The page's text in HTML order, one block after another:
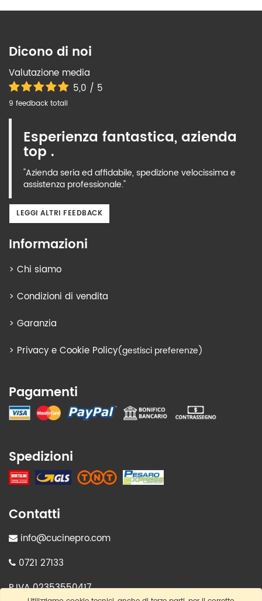
Dicono di noi
Valutazione media
5,0 / 5
9 feedback totali
Esperienza fantastica, azienda
top .
"Azienda seria ed affidabile, spedizione velocissima e
assistenza professionale."
LEGGI ALTRI FEEDBACK
Informazioni
> Chi siamo
> Condizioni di vendita
> Garanzia
> Privacy e Cookie Policy(gestisci preferenze)
Pagamenti
Spedizioni
Contatti
info@cucinepro.com
0721 27133
P.IVA 02353550417